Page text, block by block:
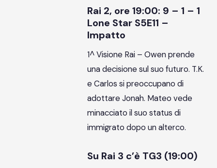
Rai 2, ore 19:00: 9 – 1 – 1
Lone Star S5E11 –
Impatto
1^ Visione Rai – Owen prende
una decisione sul suo futuro. T.K.
e Carlos si preoccupano di
adottare Jonah. Mateo vede
minacciato il suo status di
immigrato dopo un alterco.
Su Rai 3 c’è TG3 (19:00)